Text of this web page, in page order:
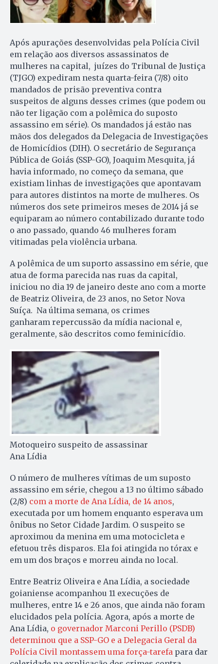
Após apurações desenvolvidas pela Polícia Civil
em relação aos diversos assassinatos de
mulheres na capital, juízes do Tribunal de Justiça
(TJGO) expediram nesta quarta-feira (7/8) oito
mandados de prisão preventiva contra
suspeitos de alguns desses crimes (que podem ou
não ter ligação com a polêmica do suposto
assassino em série). Os mandados já estão nas
mãos dos delegados da Delegacia de Investigações
de Homicídios (DIH). O secretário de Segurança
Pública de Goiás (SSP-GO), Joaquim Mesquita, já
havia informado, no começo da semana, que
existiam linhas de investigações que apontavam
para autores distintos na morte de mulheres. Os
números dos sete primeiros meses de 2014 já se
equiparam ao número contabilizado durante todo
o ano passado, quando 46 mulheres foram
vitimadas pela violência urbana.
A polêmica de um suporto assassino em série, que
atua de forma parecida nas ruas da capital,
iniciou no dia 19 de janeiro deste ano com a morte
de Beatriz Oliveira, de 23 anos, no Setor Nova
Suíça. Na última semana, os crimes
ganharam repercussão da mídia nacional e,
geralmente, são descritos como feminicídio.
Motoqueiro suspeito de assassinar
Ana Lídia
O número de mulheres vítimas de um suposto
assassino em série, chegou a 13 no último sábado
(2/8) com a morte de Ana Lídia, de 14 anos,
executada por um homem enquanto esperava um
ônibus no Setor Cidade Jardim. O suspeito se
aproximou da menina em uma motocicleta e
efetuou três disparos. Ela foi atingida no tórax e
em um dos braços e morreu ainda no local.
Entre Beatriz Oliveira e Ana Lídia, a sociedade
goianiense acompanhou 11 execuções de
mulheres, entre 14 e 26 anos, que ainda não foram
elucidados pela polícia. Agora, após a morte de
Ana Lídia, o governador Marconi Perillo (PSDB)
determinou que a SSP-GO e a Delegacia Geral da
Polícia Civil montassem uma força-tarefa para dar